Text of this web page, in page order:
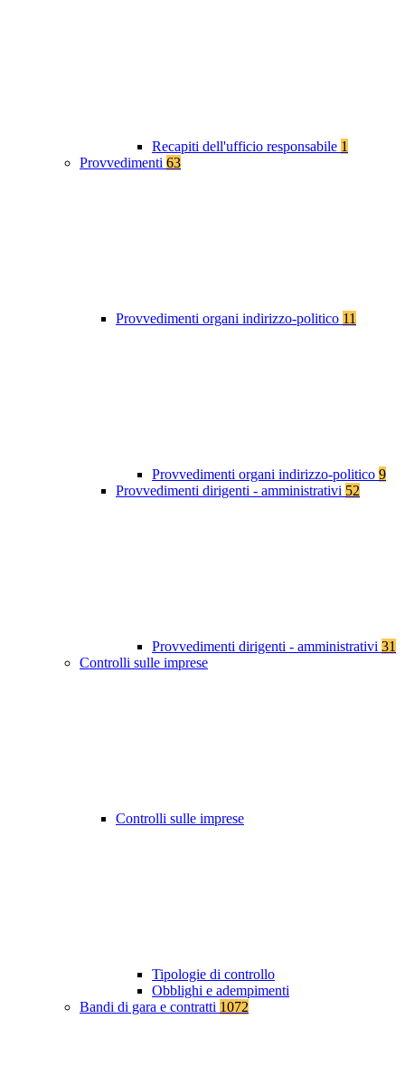
Recapiti dell'ufficio responsabile 1
Provvedimenti 63
Provvedimenti organi indirizzo-politico 11
Provvedimenti organi indirizzo-politico 9
Provvedimenti dirigenti - amministrativi 52
Provvedimenti dirigenti - amministrativi 31
Controlli sulle imprese
Controlli sulle imprese
Tipologie di controllo
Obblighi e adempimenti
Bandi di gara e contratti 1072